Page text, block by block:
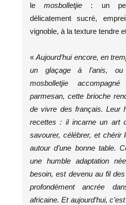
lemosbolletjie : un
délicatement sucré,
vignoble, à la texture tendre
«Aujourd’hui encore, en
un glaçage à l’anis,
mosbolletjie
parmesan, cette brioche
de vivre des français. Leur
recettes : il incarne un art
savourer, célébrer, et chérir
autour d’une bonne table.
une humble adaptation
besoin, est devenu au fil
profondément ancrée
africaine. Et aujourd’hui,